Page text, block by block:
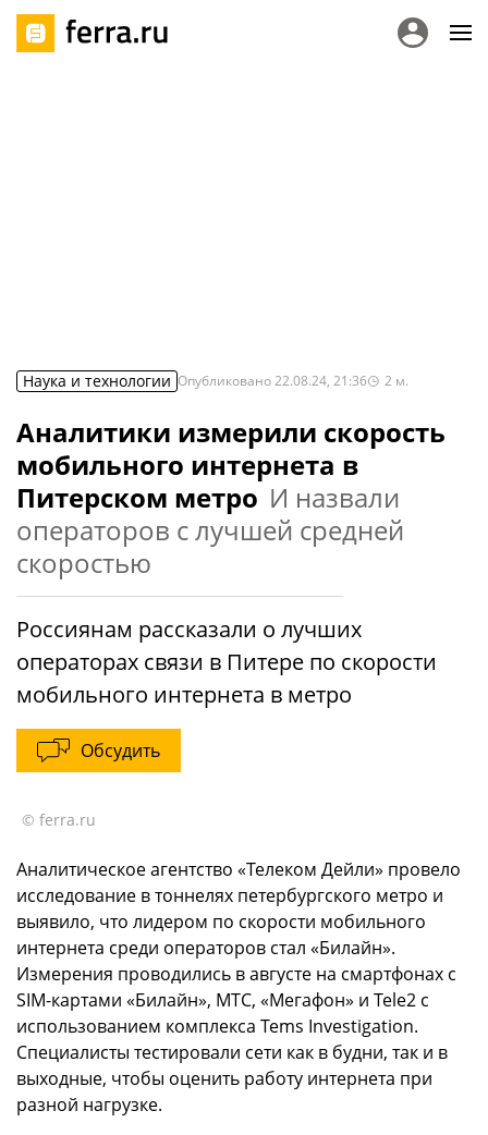
Наука и технологии Опубликовано22.08.24, 21:36 2 м.
Аналитики измерили скорость
мобильного интернета в
Питерском метро И назвали
операторов с лучшей средней
скоростью
Россиянам рассказали о лучших
операторах связи в Питере по скорости
мобильного интернета в метро
Обсудить
© ferra.ru
Аналитическое агентство «Телеком Дейли» провело
исследование в тоннелях петербургского метро и
выявило, что лидером по скорости мобильного
интернета среди операторов стал «Билайн».
Измерения проводились в августе на смартфонах с
SIM-картами «Билайн», МТС, «Мегафон» и Tele2 с
использованием комплекса Tems Investigation.
Специалисты тестировали сети как в будни, так и в
выходные, чтобы оценить работу интернета при
разной нагрузке.